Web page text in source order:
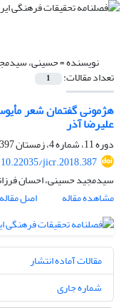
نویسنده =حسینی،
تعداد مقالات: 1
هژمونی گفتمان شعر
علیرضا آذر
دوره 11، شماره 4، زمستان 1397، صفحه
10.22035/jicr.2018.387
سیدمجید حسینی، احسان
مشاهده مقاله
اصل مقاله
مقالات آماده انتشار
شماره جاری